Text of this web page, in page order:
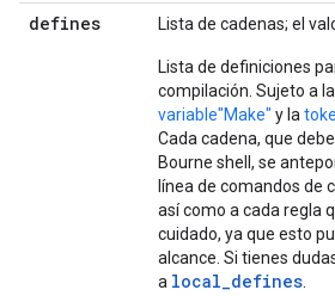
defines Lista de cadenas; el
Lista de definiciones
compilación. Sujeto a
variable"Make" y la
Cada cadena, que
Bourne shell, se
línea de comandos de
así como a cada regla
cuidado, ya que esto
alcance. Si tienes
a local_defines